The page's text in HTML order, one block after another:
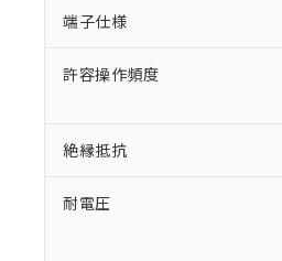
端子仕様
許容操作頻度
絶縁抵抗
耐電圧